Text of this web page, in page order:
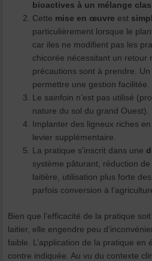
bioactives à un mélange
Cette mise en œuvre est
particulièrement lorsque le
car iles ne modifient pas les
chicorée nécessitant un retour
précautions sont à prendre.
permettre une gestion facilitée.
Le sainfoin n’est pas utilisé
nature du sol du grand Ouest).
Implanter des ligneux riches
levier supplémentaire.
La pratique s’inscrit dans une
système pâturant, réduction
laitière, utilisation plus forte
parfois conversion à
Bien que l’efficacité de la pratique
laitier, elle engendre peu
faible. L’application de la pratique en
contre indiquée. Au vu du contexte